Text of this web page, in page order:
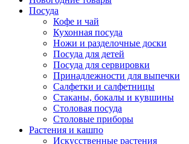
Посуда
Кофе и чай
Кухонная посуда
Ножи и разделочные доски
Посуда для детей
Посуда для сервировки
Принадлежности для выпечки
Салфетки и салфетницы
Стаканы, бокалы и кувшины
Столовая посуда
Столовые приборы
Растения и кашпо
Искусственные растения